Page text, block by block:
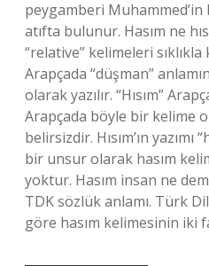
peygamberi Muhammed’in
atıfta bulunur. Hasım ne
“relative” kelimeleri sıklıkla
Arapçada “düşman”
olarak yazılır. “Hısım”
Arapçada böyle bir kelime
belirsizdir. Hısım’ın
bir unsur olarak hasım
yoktur. Hasım insan ne
TDK sözlük anlamı. Türk Dil
göre hasım kelimesinin iki